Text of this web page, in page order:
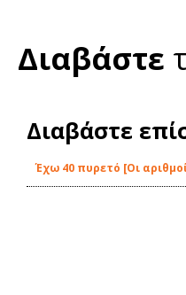
Διαβάστε
Διαβάστε
Έχω 40 πυρετό [Οι